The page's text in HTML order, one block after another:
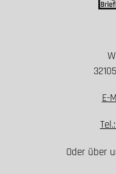
E-
Oder über